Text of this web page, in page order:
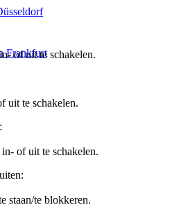
Frankfurt
of uit te schakelen.
uit te schakelen.
of uit te schakelen.
staan/te blokkeren.